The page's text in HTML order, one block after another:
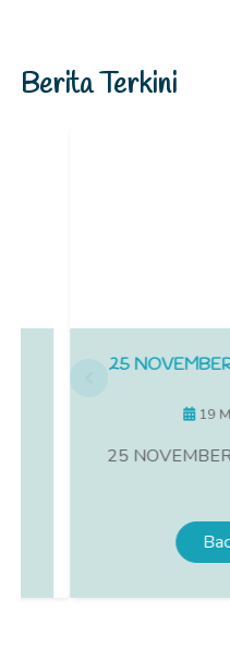
Berita Terkini
25 NOVEMBER
19 Mei
25 NOVEMBER
Baca